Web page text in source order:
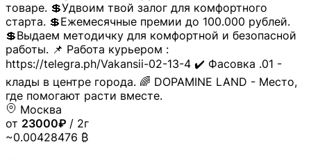
товаре. 💲Удвоим твой залог для комфортного
старта. 💲Ежемесячные премии до 100.000 рублей.
💲Выдаем методичку для комфортной и безопасной
работы. 📌 Работа курьером :
https://telegra.ph/Vakansii-02-13-4 ✔️ Фасовка .01 -
клады в центре города. 🌈 DOPAMINE LAND - Место,
где помогают расти вместе.
Москва
от 23000₽ / 2г
~0.00428476 ₿